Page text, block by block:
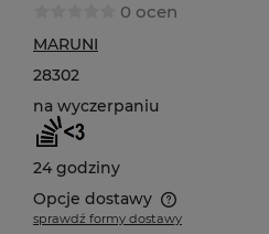
0 ocen
MARUNI
28302
na wyczerpaniu
24 godziny
Opcje dostawy
kosztów płatności
sprawdź formy dostawy